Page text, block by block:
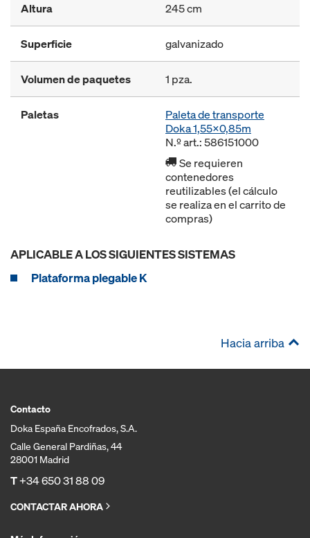
Altura 245 cm
Superficie galvanizado
Volumen de paquetes 1 pza.
Paletas
Paleta de transporte
Doka 1,55x0,85m
N.º art.: 586151000
Se requieren
contenedores
reutilizables (el cálculo
se realiza en el carrito de
compras)
APLICABLE A LOS SIGUIENTES SISTEMAS
Plataforma plegable K
Hacia arriba
Contacto
Doka España Encofrados, S.A.
Calle General Pardiñas, 44
28001 Madrid
T+34 650 31 88 09
CONTACTAR AHORA